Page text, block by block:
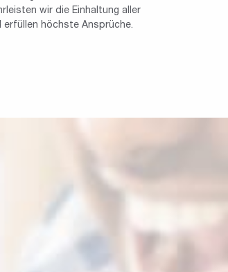
wir die Einhaltung aller
erfüllen höchste Ansprüche.